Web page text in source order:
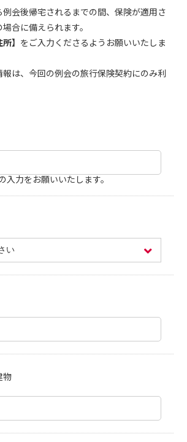
会後帰宅されるまでの間、保険が適用さ
合に備えられます。
】 をご入力くださるようお願いいたしま
は、今回の例会の旅行保険契約にのみ利
入力をお願いいたします。
物